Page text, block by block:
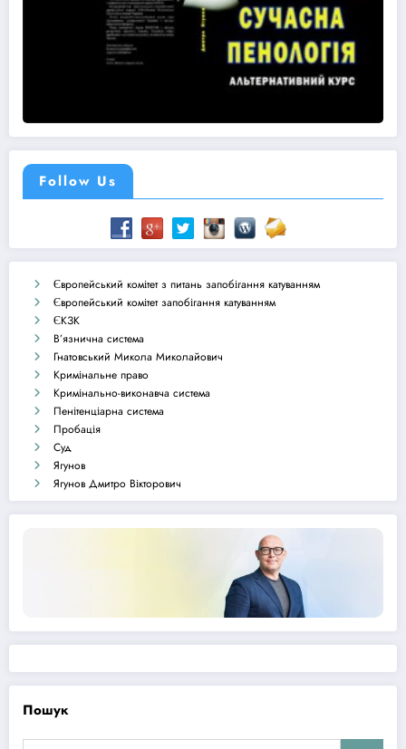
Follow Us
Європейський комітет з питань запобігання катуванням
Європейський комітет запобігання катуванням
ЄКЗК
В’язнична система
Гнатовський Микола Миколайович
Кримінальне право
Кримінально-виконавча система
Пенітенціарна система
Пробація
Суд
Ягунов
Ягунов Дмитро Вікторович
Пошук